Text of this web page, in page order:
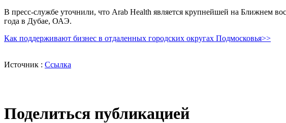
В пресс-службе уточнили, что Arab Health является крупнейшей на Ближнем
года в Дубае, ОАЭ.
Как поддерживают бизнес в отдаленных городских округах Подмосковья>>
Источник : Ссылка
Поделиться публикацией